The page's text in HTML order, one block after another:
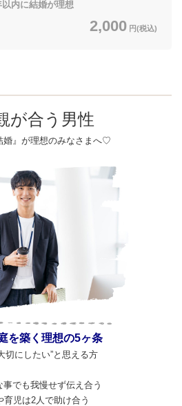
婚が理想
2,000 円(税込)
が合う男性
婚』が理想のみなさまへ♡
を築く理想の5ヶ条
切にしたい”と思える方
事でも我慢せず伝え合う
育児は2人で助け合う